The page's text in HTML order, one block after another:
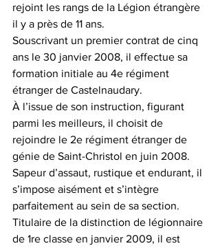
rejoint les rangs de la Légion étrangère
il y a près de 11 ans.
Souscrivant un premier contrat de cinq
ans le 30 janvier 2008, il effectue sa
formation initiale au 4e régiment
étranger de Castelnaudary.
À l’issue de son instruction, figurant
parmi les meilleurs, il choisit de
rejoindre le 2e régiment étranger de
génie de Saint-Christol en juin 2008.
Sapeur d’assaut, rustique et endurant, il
s’impose aisément et s’intègre
parfaitement au sein de sa section.
Titulaire de la distinction de légionnaire
de 1re classe en janvier 2009, il est